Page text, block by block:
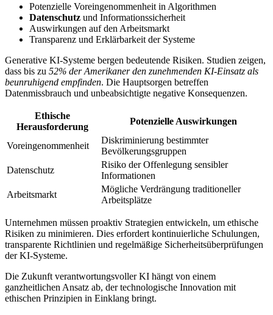
Potenzielle Voreingenommenheit in Algorithmen
Datenschutz und Informationssicherheit
Auswirkungen auf den Arbeitsmarkt
Transparenz und Erklärbarkeit der Systeme
Generative KI-Systeme bergen bedeutende Risiken. Studien zeigen,
dass bis zu 52% der Amerikaner den zunehmenden KI-Einsatz als
beunruhigend empfinden. Die Hauptsorgen betreffen
Datenmissbrauch und unbeabsichtigte negative Konsequenzen.
Ethische
Herausforderung
Potenzielle Auswirkungen
Voreingenommenheit
Diskriminierung bestimmter
Bevölkerungsgruppen
Datenschutz
Risiko der Offenlegung sensibler
Informationen
Arbeitsmarkt
Mögliche Verdrängung traditioneller
Arbeitsplätze
Unternehmen müssen proaktiv Strategien entwickeln, um ethische
Risiken zu minimieren. Dies erfordert kontinuierliche Schulungen,
transparente Richtlinien und regelmäßige Sicherheitsüberprüfungen
der KI-Systeme.
Die Zukunft verantwortungsvoller KI hängt von einem
ganzheitlichen Ansatz ab, der technologische Innovation mit
ethischen Prinzipien in Einklang bringt.